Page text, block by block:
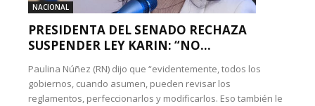
NACIONAL
PRESIDENTA DEL SENADO RECHAZA
SUSPENDER LEY KARIN: “NO...
Paulina Núñez (RN) dijo que “evidentemente, todos los
gobiernos, cuando asumen, pueden revisar los
reglamentos, perfeccionarlos y modificarlos. Eso también le